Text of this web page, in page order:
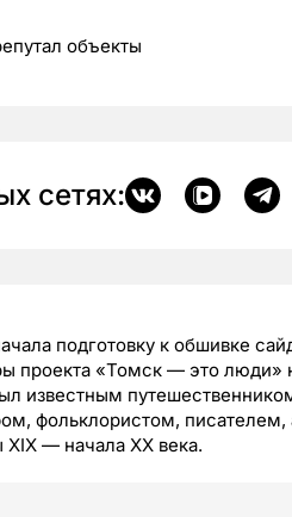
объекты
сетях:
подготовку к обшивке
проекта «Томск — это люди»
известным
фольклористом,
— начала XX века.